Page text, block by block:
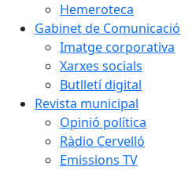
Hemeroteca
Gabinet de Comunicació
Imatge corporativa
Xarxes socials
Butlletí digital
Revista municipal
Opinió política
Ràdio Cervelló
Emissions TV